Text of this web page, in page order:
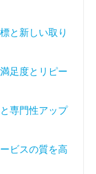
と新しい取り
足度とリピー
専門性アップ
ビスの質を高